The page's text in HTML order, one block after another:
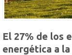
El 27% de los
energética a